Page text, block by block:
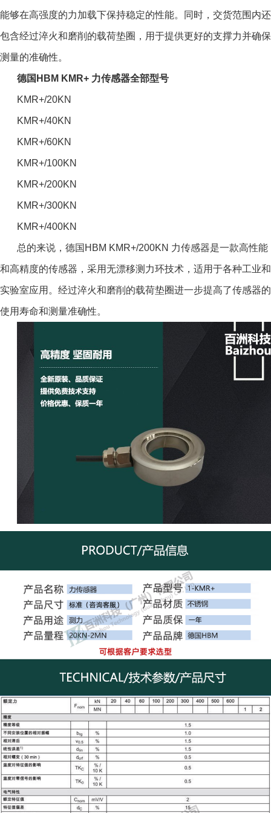
能够在高强度的力加载下保持稳定的性能。同时，交货范围内还
包含经过淬火和磨削的载荷垫圈，用于提供更好的支撑力并确保
测量的准确性。
德国HBM KMR+ 力传感器全部型号
KMR+/20KN
KMR+/40KN
KMR+/60KN
KMR+/100KN
KMR+/200KN
KMR+/300KN
KMR+/400KN
总的来说，德国HBM KMR+/200KN 力传感器是一款高性能
和高精度的传感器，采用无漂移测力环技术，适用于各种工业和
实验室应用。经过淬火和磨削的载荷垫圈进一步提高了传感器的
使用寿命和测量准确性。